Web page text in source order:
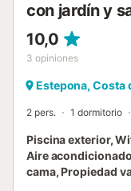
con jardín y
10,0
3 opiniones
Estepona, Costa
2 pers. 1 dormitorio
Piscina exterior,
Aire
cama, Propiedad